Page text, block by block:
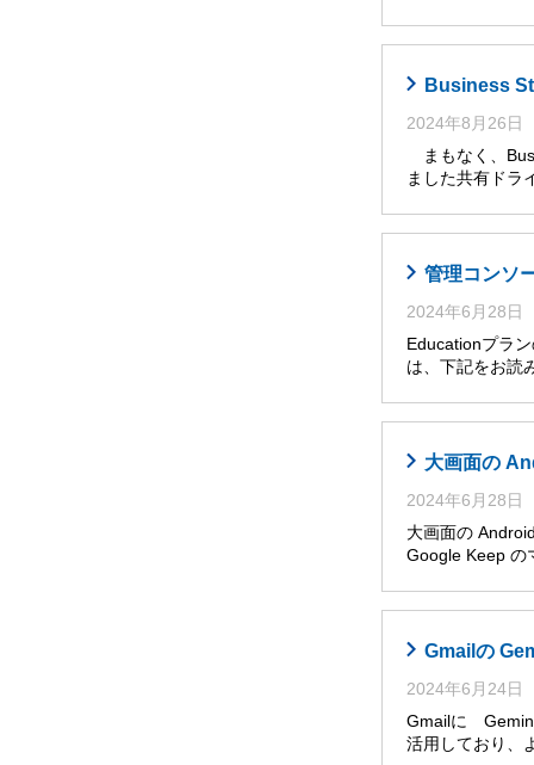
Business
2024年8月26日
まもなく、
ました共有ドラ
管理コンソ
2024年6月28日
Educationプラ
は、下記をお
大画面の
2024年6月28日
大画面の
Google Keep の
Gmailの
2024年6月24日
Gmailに Gemini
活用しており、